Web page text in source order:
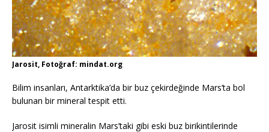
Jarosit, Fotoğraf: mindat.org
Bilim insanları, Antarktika’da bir buz çekirdeğinde Mars’ta bol
bulunan bir mineral tespit etti.
Jarosit isimli mineralin Mars’taki gibi eski buz birikintilerinde